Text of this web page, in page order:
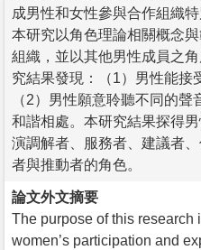
成男性和女性參與合作組織特
本研究以角色理論相關概念
組織，並以其他男性成員之
究結果發現：（1）男性能接
（2）男性願意聆聽不同的
和諧相處。本研究結果探得
演調解者、服務者、建議者
者與推動者的角色。
論文外文摘要
The purpose of this research
women’s participation and